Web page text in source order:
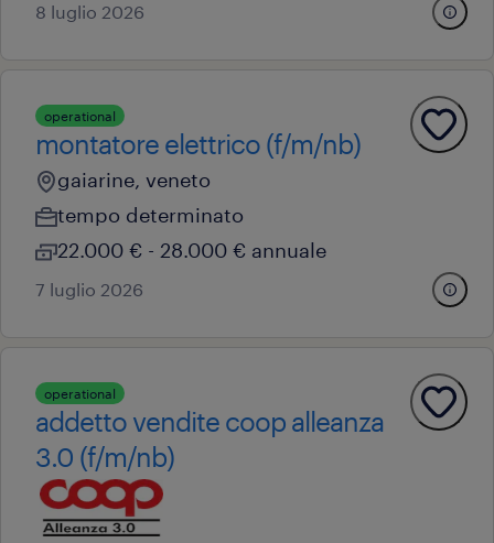
8 luglio 2026
operational
montatore elettrico (f/m/nb)
gaiarine, veneto
tempo determinato
22.000 € - 28.000 € annuale
7 luglio 2026
operational
addetto vendite coop alleanza
3.0 (f/m/nb)